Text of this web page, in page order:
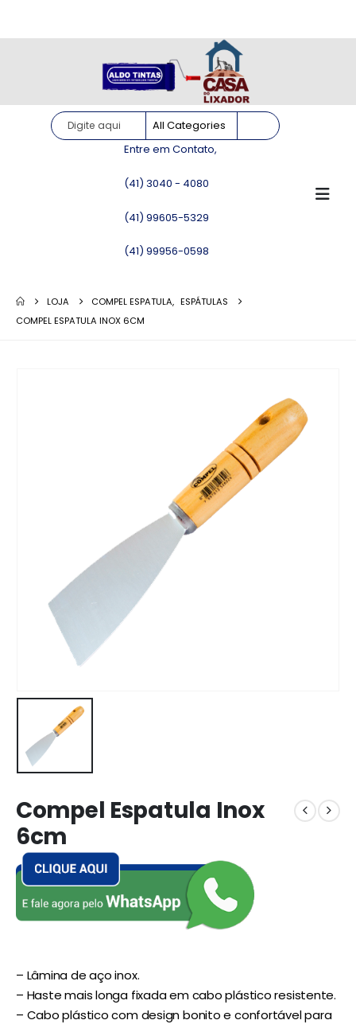
Entre em Contato,
(41) 3040 - 4080
(41) 99605-5329
(41) 99956-0598
LOJA COMPEL ESPATULA, ESPÁTULAS
COMPEL ESPATULA INOX 6CM
Compel Espatula Inox
6cm
– Lâmina de aço inox.
– Haste mais longa fixada em cabo plástico resistente.
– Cabo plástico com design bonito e confortável para